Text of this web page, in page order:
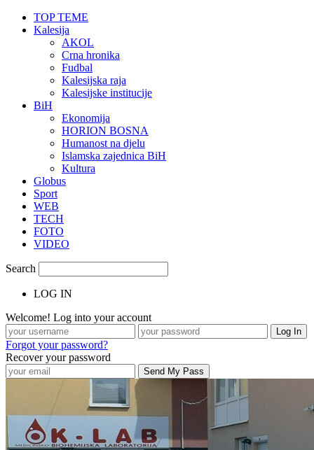
TOP TEME
Kalesija
AKOL
Crna hronika
Fudbal
Kalesijska raja
Kalesijske institucije
BiH
Ekonomija
HORION BOSNA
Humanost na djelu
Islamska zajednica BiH
Kultura
Globus
Sport
WEB
TECH
FOTO
VIDEO
Search
LOG IN
Welcome! Log into your account
Forgot your password?
Recover your password